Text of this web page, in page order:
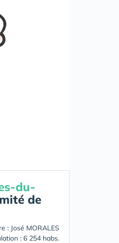
du-
de
: José MORALES
: 6 254 habs.